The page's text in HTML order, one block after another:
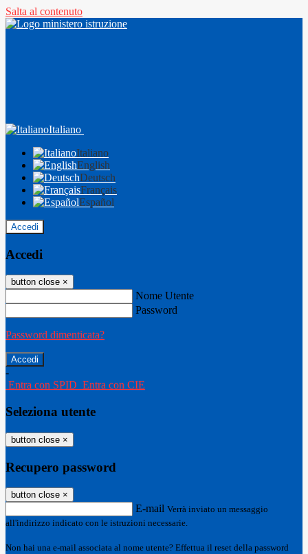
Salta al contenuto
Italiano
Italiano
English
Deutsch
Français
Español
Accedi
Accedi
button close ×
Nome Utente
Password
Password dimenticata?
-
Entra con SPID Entra con CIE
Seleziona utente
button close ×
Recupero password
button close ×
E-mail Verrà inviato un messaggio
all'indirizzo indicato con le istruzioni necessarie.
Non hai una e-mail associata al nome utente? Effettua il reset della password